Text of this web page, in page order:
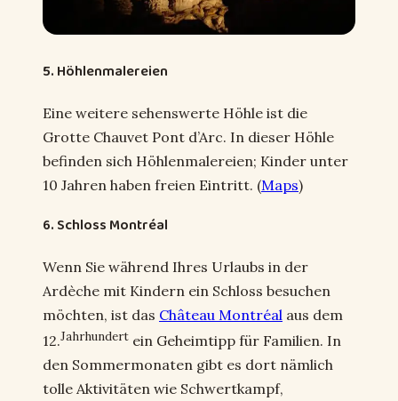
5. Höhlenmalereien
Eine weitere sehenswerte Höhle ist die
Grotte Chauvet Pont d’Arc. In dieser Höhle
befinden sich Höhlenmalereien; Kinder unter
10 Jahren haben freien Eintritt. (Maps)
6. Schloss Montréal
Wenn Sie während Ihres Urlaubs in der
Ardèche mit Kindern ein Schloss besuchen
möchten, ist das Château Montréal aus dem
12.Jahrhundert ein Geheimtipp für Familien. In
den Sommermonaten gibt es dort nämlich
tolle Aktivitäten wie Schwertkampf,